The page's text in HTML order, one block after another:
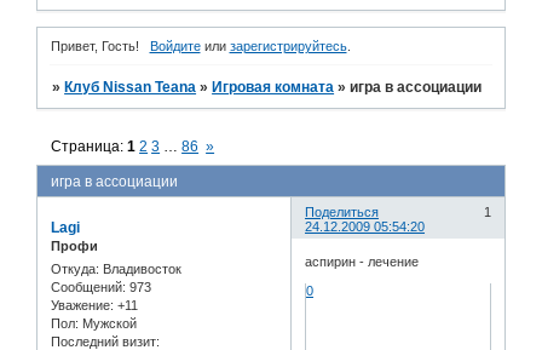
Привет, Гость! Войдитеили зарегистрируйтесь.
» Клуб Nissan Teana » Игровая комната »игра в ассоциации
игра в ассоциации
Страница:1 2 3 86 »
Поделиться
1
24.12.2009 05:54:20
Lagi
Профи
Откуда: Владивосток
Сообщений: 973
Уважение: +11
Пол: Мужской
Последний визит:
аспирин - лечение
0